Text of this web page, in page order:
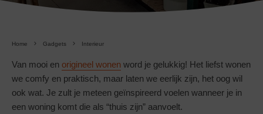
Home Gadgets Interieur
Van mooi en origineel wonen word je gelukkig! Het liefst wonen
we comfy en praktisch, maar laten we eerlijk zijn, het oog wil
ook wat. Je zult je meteen geïnspireerd voelen wanneer je in
een woning komt die als “thuis zijn” aanvoelt.